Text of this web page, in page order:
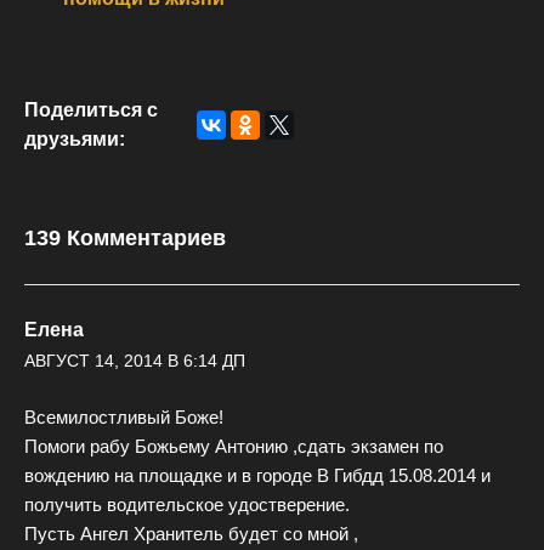
Поделиться с
друзьями:
139 Комментариев
Елена
АВГУСТ 14, 2014 В 6:14 ДП
Всемилостливый Боже!
Помоги рабу Божьему Антонию ,сдать экзамен по
вождению на площадке и в городе В Гибдд 15.08.2014 и
получить водительское удостверение.
Пусть Ангел Хранитель будет со мной ,